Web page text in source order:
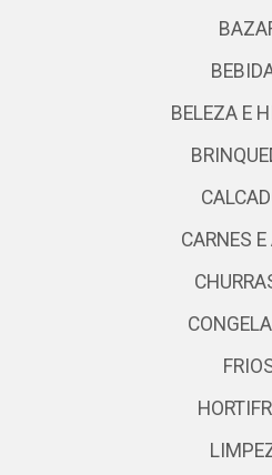
BELEZA E
CARNES E